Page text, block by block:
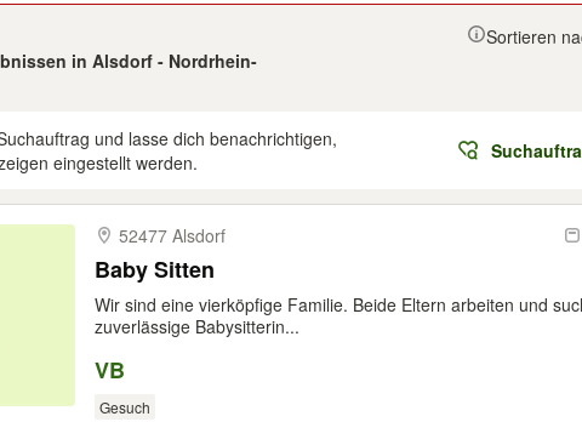
in Alsdorf - Nordrhein-
Sortieren
und lasse dich benachrichtigen,
eingestellt werden.
52477 Alsdorf
Baby Sitten
Wir sind eine vierköpfige Familie. Beide Eltern arbeiten und
zuverlässige Babysitterin...
VB
Gesuch